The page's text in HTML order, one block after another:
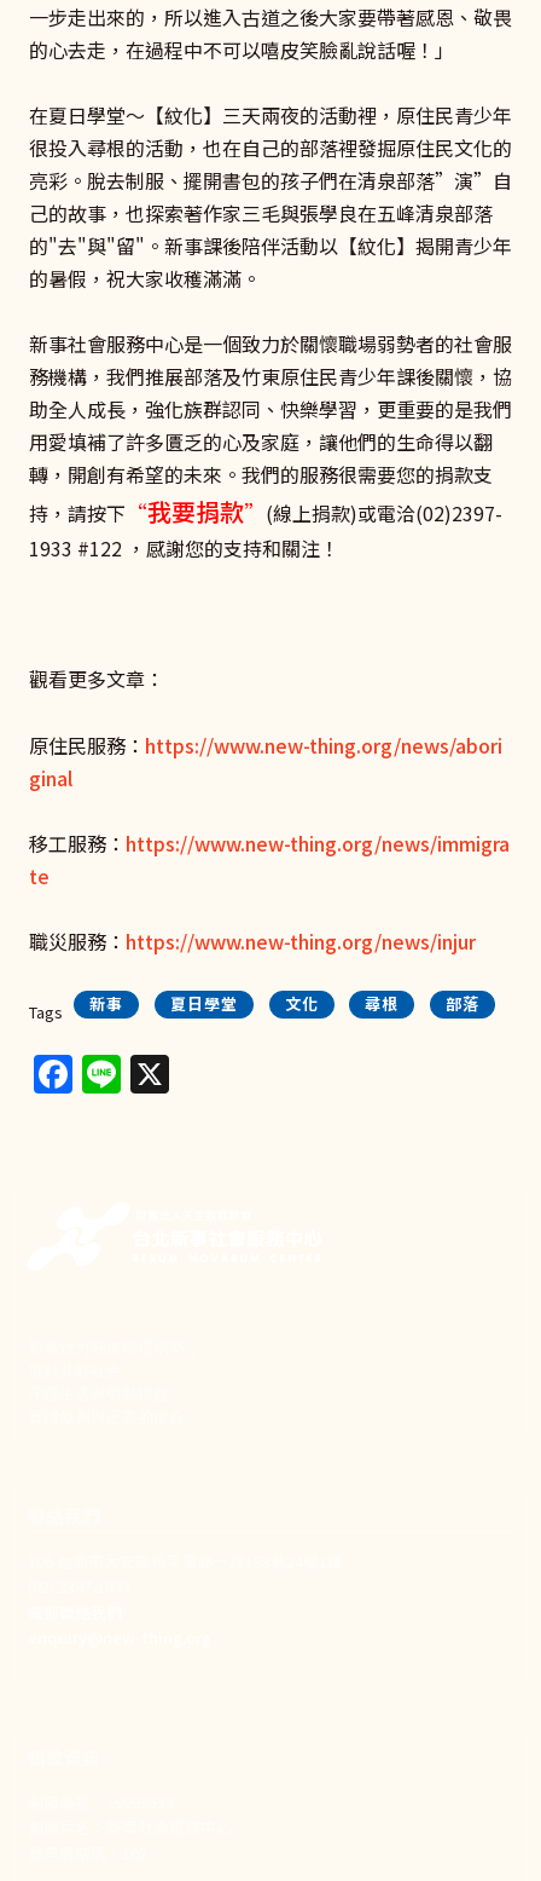
一步走出來的，所以進入古道之後大家要帶著感恩、敬畏
的心去走，在過程中不可以嘻皮笑臉亂說話喔！」
在夏日學堂〜【紋化】三天兩夜的活動裡，原住民青少年
很投入尋根的活動，也在自己的部落裡發掘原住民文化的
亮彩。脫去制服、擺開書包的孩子們在清泉部落”演”自
己的故事，也探索著作家三毛與張學良在五峰清泉部落
的"去"與"留"。新事課後陪伴活動以【紋化】揭開青少年
的暑假，祝大家收穫滿滿。
新事社會服務中心是一個致力於關懷職場弱勢者的社會服
務機構，我們推展部落及竹東原住民青少年課後關懷，協
助全人成長，強化族群認同、快樂學習，更重要的是我們
用愛填補了許多匱乏的心及家庭，讓他們的生命得以翻
轉，開創有希望的未來。 我們的服務很需要您的捐款支
持 ，請按下 “我要捐款” (線上捐款)或電洽(02)2397-
1933 #122 ，感謝您的支持和關注！
觀看更多文章：
原住民服務： https://www.new-thing.org/news/abori
ginal
移工服務： https://www.new-thing.org/news/immigra
te
職災服務： https://www.new-thing.org/news/injur
Tags 新事 夏日學堂 文化 尋根 部落
Facebook
Line